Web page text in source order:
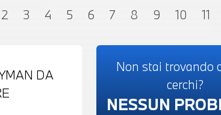
SUV
2 3 4 5 6 7 8 9 10 11
DA
Non stai trovando
cerchi?
NESSUN